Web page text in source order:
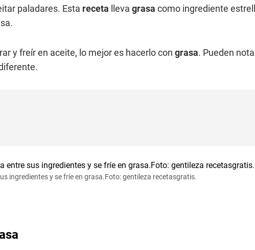
paladares. Esta receta lleva grasa como ingrediente
y freír en aceite, lo mejor es hacerlo con grasa. Pueden
ingredientes y se fríe en grasa.Foto: gentileza recetasgratis.